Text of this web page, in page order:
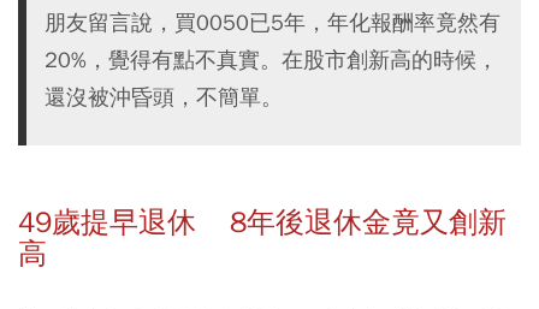
朋友留言說，買0050已5年，年化報酬率竟然有
20%，覺得有點不真實。在股市創新高的時候，
還沒被沖昏頭，不簡單。
49歲提早退休 8年後退休金竟又創新
高